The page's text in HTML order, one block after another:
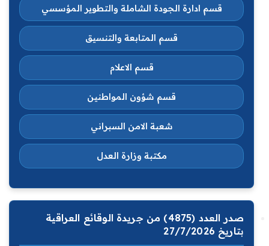
قسم ادارة الجودة الشاملة والتطوير المؤسسي
قسم المتابعة والتنسيق
قسم الاعلام
قسم شؤون المواطنين
شعبة الامن السبراني
مكتبة وزارة العدل
صدر العدد (4875) من جريدة الوقائع العراقية
بتاريخ 27/7/2026